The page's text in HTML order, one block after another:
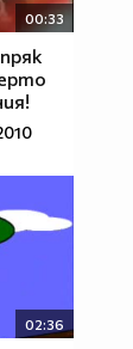
00:33
02:36